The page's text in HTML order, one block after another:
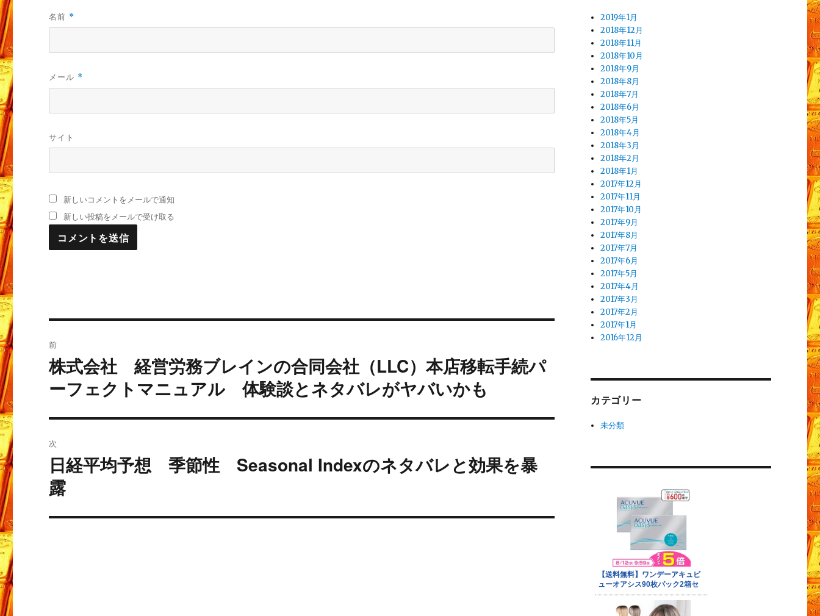
名前 *
メール *
サイト
新しいコメントをメールで通知
新しい投稿をメールで受け取る
稿
ナ
ゲ
ー
シ
ョ
前
過
去
投
株式会社 経営労務ブレインの合同会社（LLC）本店移転手続パ
ーフェクトマニュアル 体験談とネタバレがヤバいかも
次
次
の
投
稿:
日経平均予想 季節性 Seasonal Indexのネタバレと効果を暴
露
2019年1月
2018年12月
2018年11月
2018年10月
2018年9月
2018年8月
2018年7月
2018年6月
2018年5月
2018年4月
2018年3月
2018年2月
2018年1月
2017年12月
2017年11月
2017年10月
2017年9月
2017年8月
2017年7月
2017年6月
2017年5月
2017年4月
2017年3月
2017年2月
2017年1月
2016年12月
カテゴリー
未分類